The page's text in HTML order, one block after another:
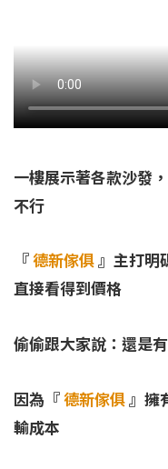
一樓展示著各款沙發
不行
『德新傢俱』主打明
直接看得到價格
偷偷跟大家說：還是
因為『德新傢俱』擁
輸成本